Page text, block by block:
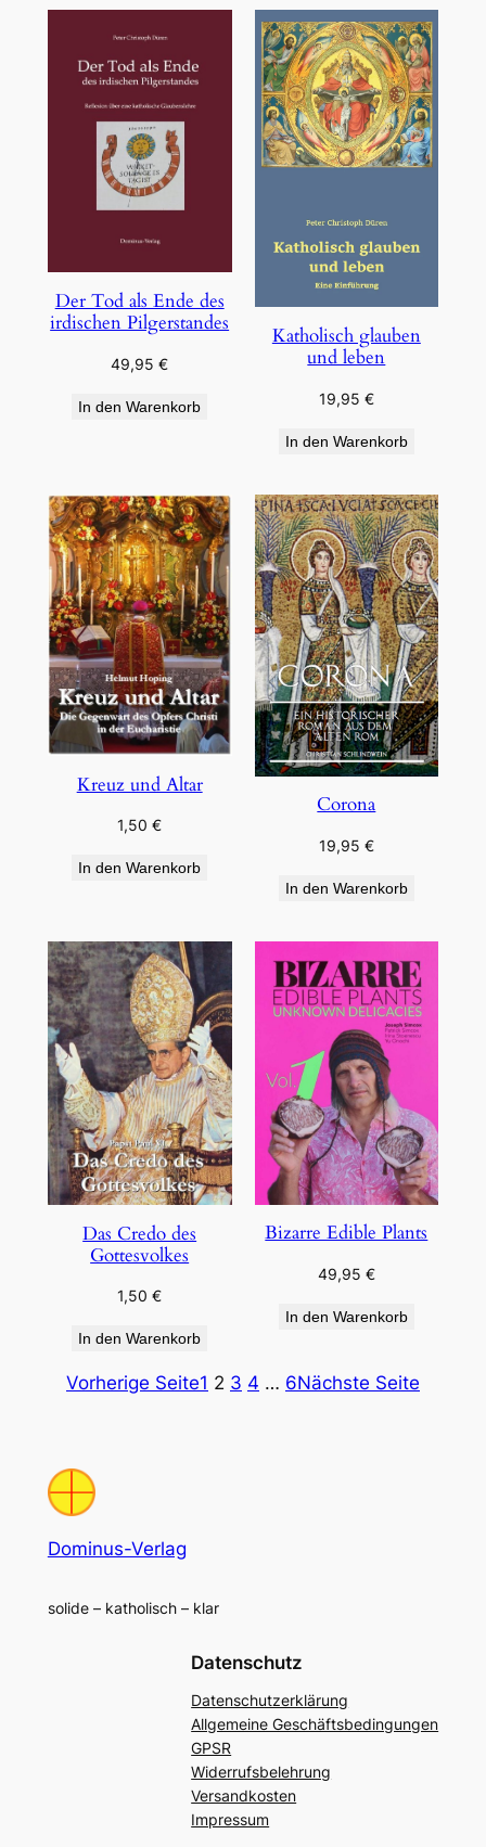
Der Tod als Ende des
irdischen Pilgerstandes
49,95€
In den Warenkorb
Katholisch glauben
und leben
19,95 €
In den Warenkorb
Kreuz und Altar
1,50€
In den Warenkorb
Corona
19,95 €
In den Warenkorb
Das Credo des
Gottesvolkes
1,50€
In den Warenkorb
Bizarre Edible Plants
49,95 €
In den Warenkorb
Vorherige Seite1 2 3 4 … 6Nächste Seite
Dominus-Verlag
solide – katholisch – klar
Datenschutz
Datenschutzerklärung
Allgemeine Geschäftsbedingungen
GPSR
Widerrufsbelehrung
Versandkosten
Impressum